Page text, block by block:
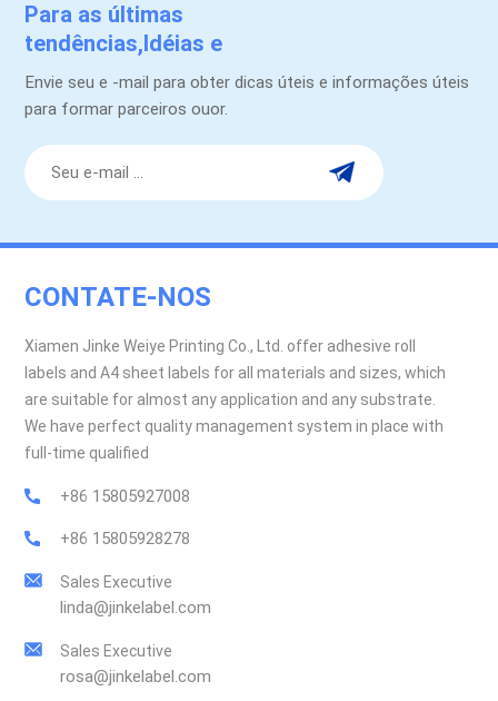
Para as últimas
tendências,Idéias e
promoções.
Envie seu e -mail para obter dicas úteis e informações úteis
para formar parceiros ouor.
CONTATE-NOS
Xiamen Jinke Weiye Printing Co., Ltd. offer adhesive roll
labels and A4 sheet labels for all materials and sizes, which
are suitable for almost any application and any substrate.
We have perfect quality management system in place with
full-time qualified
+86 15805927008
+86 15805928278
Sales Executive
linda@jinkelabel.com
Sales Executive
rosa@jinkelabel.com